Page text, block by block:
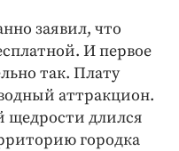
заявил, что
И первое
так. Плату
аттракцион.
щедрости длился
городка